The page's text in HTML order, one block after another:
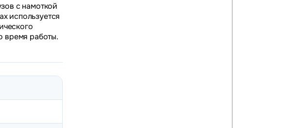
с намоткой
используется
время работы.